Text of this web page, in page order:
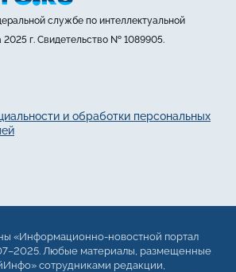
службе по интеллектуальной
2025 г. Свидетельство № 1089905.
и обработки персональных
«Информационно-новостной портал
Любые материалы, размещенные
сотрудниками редакции,